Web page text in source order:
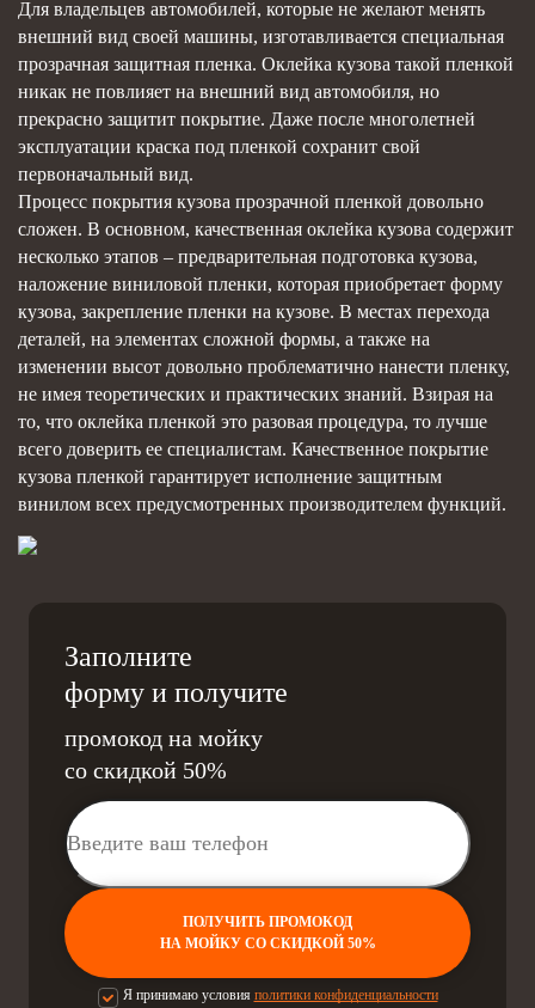
Для владельцев автомобилей, которые не желают менять
внешний вид своей машины, изготавливается специальная
прозрачная защитная пленка. Оклейка кузова такой пленкой
никак не повлияет на внешний вид автомобиля, но
прекрасно защитит покрытие. Даже после многолетней
эксплуатации краска под пленкой сохранит свой
первоначальный вид.
Процесс покрытия кузова прозрачной пленкой довольно
сложен. В основном, качественная оклейка кузова содержит
несколько этапов – предварительная подготовка кузова,
наложение виниловой пленки, которая приобретает форму
кузова, закрепление пленки на кузове. В местах перехода
деталей, на элементах сложной формы, а также на
изменении высот довольно проблематично нанести пленку,
не имея теоретических и практических знаний. Взирая на
то, что оклейка пленкой это разовая процедура, то лучше
всего доверить ее специалистам. Качественное покрытие
кузова пленкой гарантирует исполнение защитным
винилом всех предусмотренных производителем функций.
Заполните
форму и получите
промокод на мойку
со скидкой 50%
ПОЛУЧИТЬ ПРОМОКОД
НА МОЙКУ СО СКИДКОЙ 50%
Я принимаю условия политики конфиденциальности